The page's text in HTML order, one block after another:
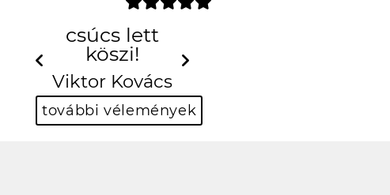
csúcs lett
köszi!
Viktor Kovács
Previous Next
további vélemények